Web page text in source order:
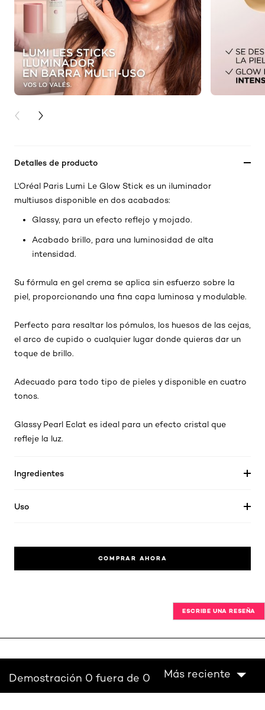
PREVIOUS CARD
NEXT CARD
Detalles de producto
L'Oréal Paris Lumi Le Glow Stick es un iluminador
multiusos disponible en dos acabados:
Glassy, para un efecto reflejo y mojado.
Acabado brillo, para una luminosidad de alta
intensidad.
Su fórmula en gel crema se aplica sin esfuerzo sobre la
piel, proporcionando una fina capa luminosa y modulable.
Perfecto para resaltar los pómulos, los huesos de las cejas,
el arco de cupido o cualquier lugar donde quieras dar un
toque de brillo.
Adecuado para todo tipo de pieles y disponible en cuatro
tonos.
Glassy Pearl Eclat es ideal para un efecto cristal que
refleje la luz.
Ingredientes
Uso
COMPRAR AHORA
ESCRIBE UNA RESEÑA
Demostración 0 fuera de 0 Más reciente